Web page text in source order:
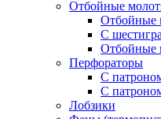
Отбойные
Отбойные
С
Отбойные
Перфораторы
С
С
Лобзики